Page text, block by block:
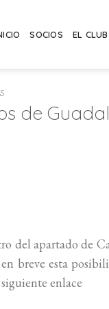
SOCIOS EL CLUB
de
del apartado de
breve esta
enlace